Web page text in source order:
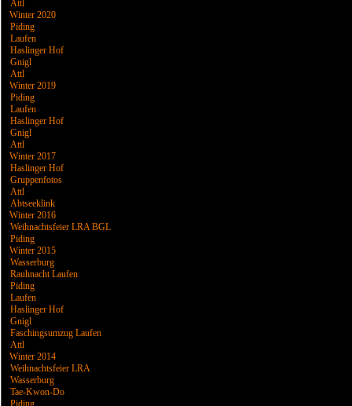
Attl
Winter 2020
Piding
Laufen
Haslinger Hof
Gnigl
Attl
Winter 2019
Piding
Laufen
Haslinger Hof
Gnigl
Attl
Winter 2017
Haslinger Hof
Gruppenfotos
Attl
Abtseeklink
Winter 2016
Weihnachtsfeier LRA BGL
Piding
Winter 2015
Wasserburg
Rauhnacht Laufen
Piding
Laufen
Haslinger Hof
Gnigl
Faschingsumzug Laufen
Attl
Winter 2014
Weihnachtsfeier LRA
Wasserburg
Tae-Kwon-Do
Piding